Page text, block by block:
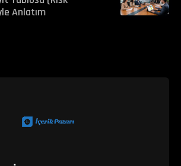
Anlatım